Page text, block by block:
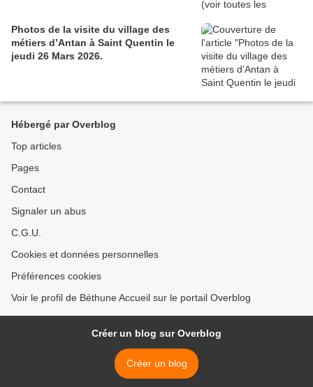
Photos de la visite du village des
métiers d’Antan à Saint Quentin le
jeudi 26 Mars 2026.
Hébergé par Overblog
Top articles
Pages
Contact
Signaler un abus
C.G.U.
Cookies et données personnelles
Préférences cookies
Voir le profil de Béthune Accueil sur le portail Overblog
Créer un blog sur Overblog
Créer un blog